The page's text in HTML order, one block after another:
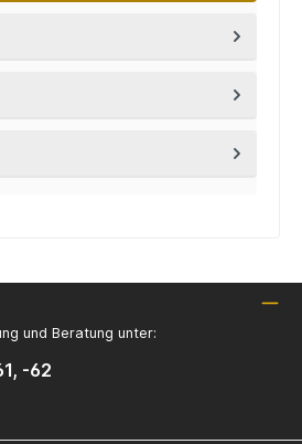
und Beratung unter:
-62